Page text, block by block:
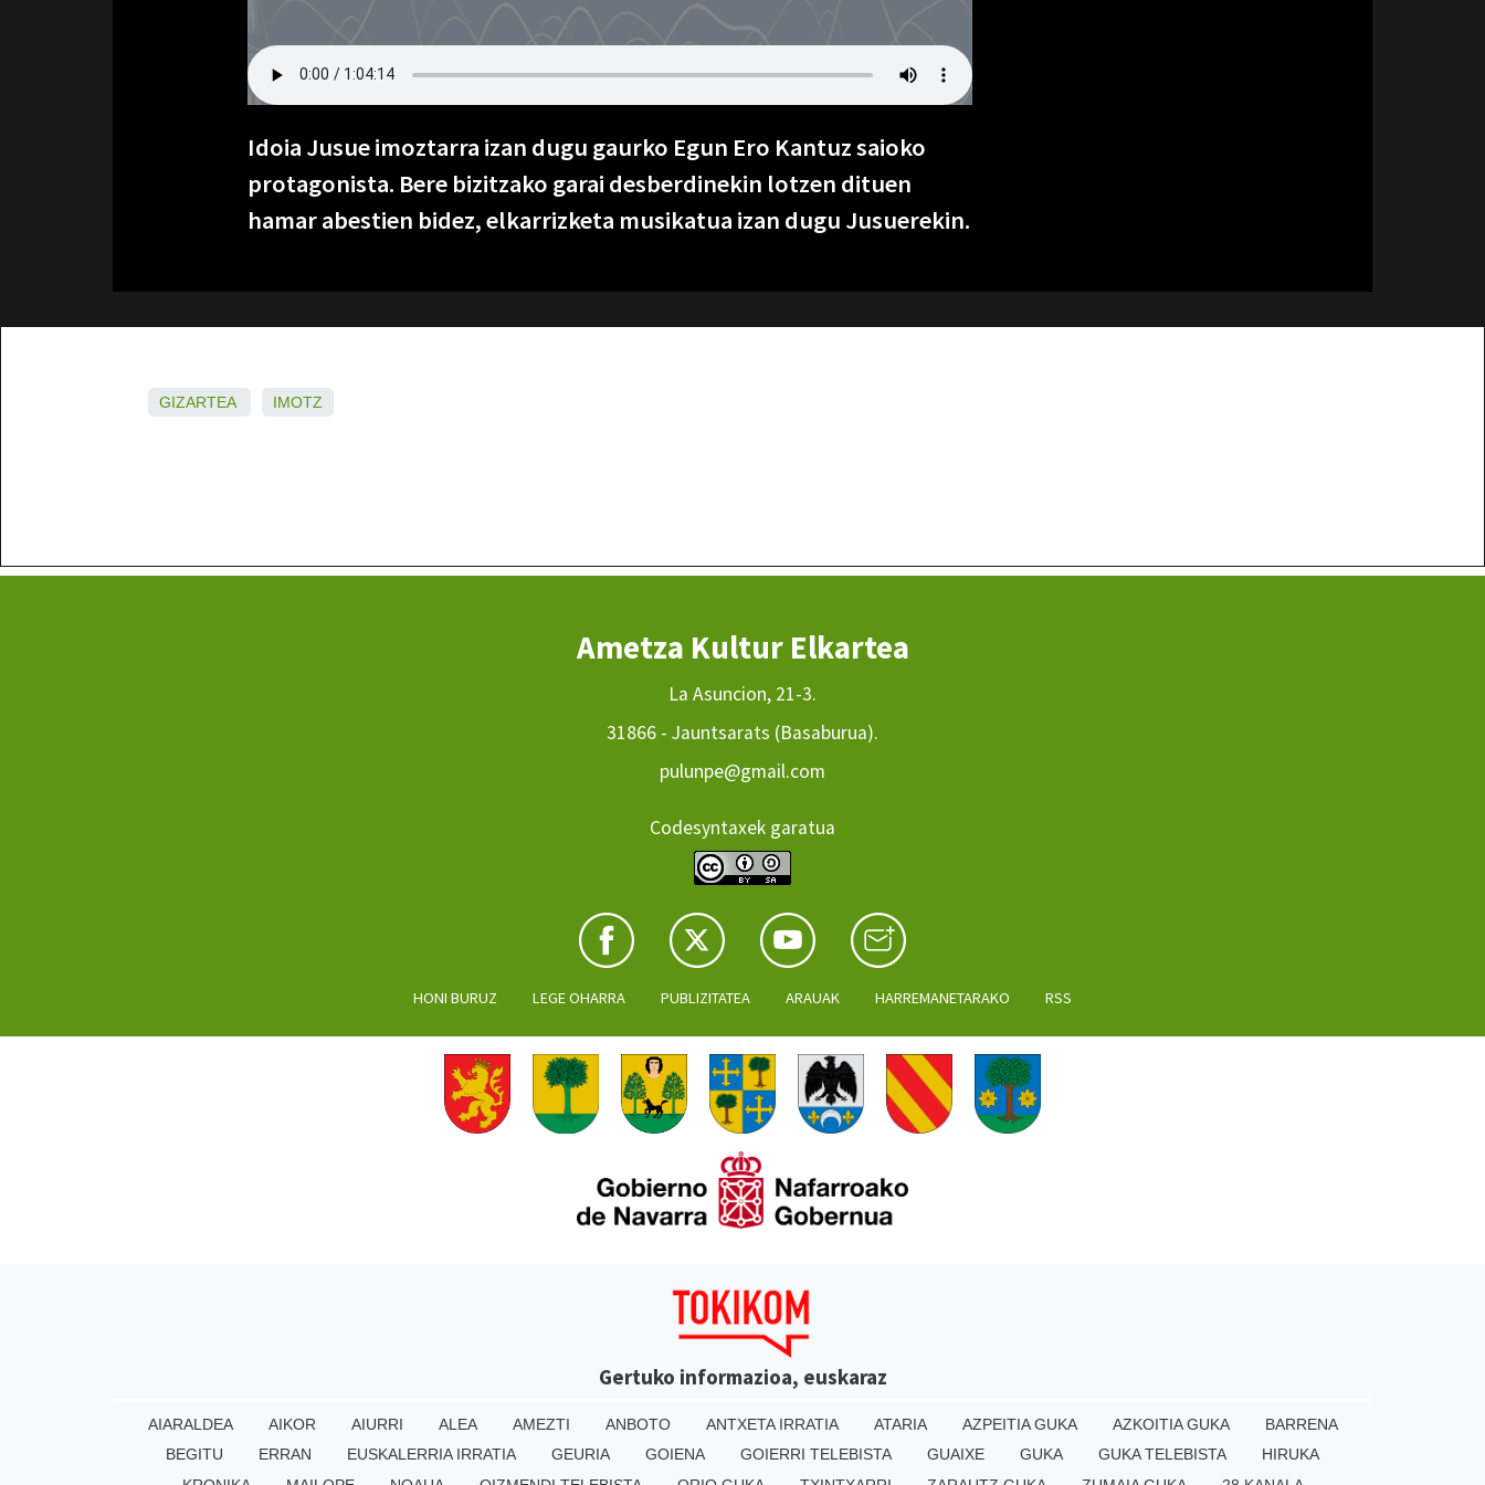
Idoia Jusue imoztarra izan dugu gaurko Egun Ero Kantuz saioko
protagonista. Bere bizitzako garai desberdinekin lotzen dituen
hamar abestien bidez, elkarrizketa musikatua izan dugu Jusuerekin.
GIZARTEA IMOTZ
Ametza Kultur Elkartea
La Asuncion, 21-3.
31866 - Jauntsarats (Basaburua).
pulunpe@gmail.com
Codesyntaxek garatua
HONI BURUZ LEGE OHARRA PUBLIZITATEA ARAUAK HARREMANETARAKO RSS
Gertuko informazioa, euskaraz
AIARALDEA AIKOR AIURRI ALEA AMEZTI ANBOTO ANTXETA IRRATIA ATARIA AZPEITIA GUKA AZKOITIA GUKA
BARRENA
BEGITU
ERRAN EUSKALERRIA IRRATIA GEURIA GOIENA GOIERRI TELEBISTA GUAIXE GUKA GUKA TELEBISTA
HIRUKA